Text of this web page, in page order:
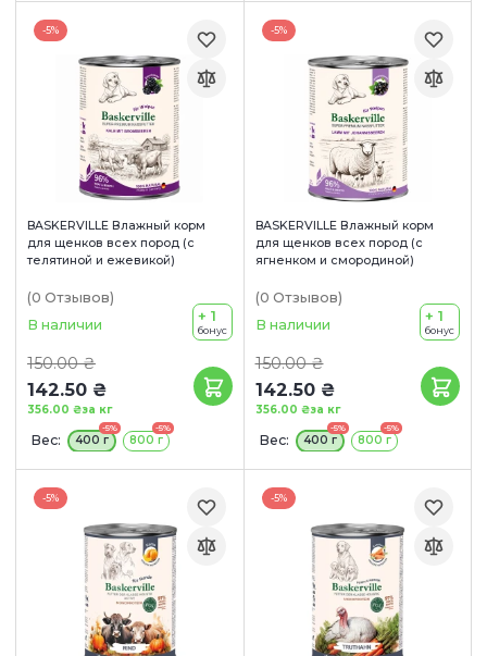
-5%
BASKERVILLE Влажный корм
для щенков всех пород (с
телятиной и ежевикой)
(0 Отзывов)
В наличии
150.00 ₴
142.50 ₴
за кг
356.00 ₴
+ 1
бонус
Вес:
-5%
400 г
-5%
800 г
-5%
BASKERVILLE Влажный корм
для щенков всех пород (с
ягненком и смородиной)
(0 Отзывов)
В наличии
150.00 ₴
142.50 ₴
за кг
356.00 ₴
+ 1
бонус
Вес:
-5%
400 г
-5%
800 г
-5% -5%